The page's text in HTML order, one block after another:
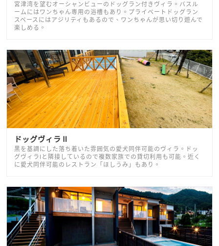
宮津湾を望むオーシャンビューのドッグラン付きヴィラ。バスル
ームにはワンちゃん専用の浴槽もあり。プライベートドッグラン
スペースにはアジリティもあるので、ワンちゃんが思い切り遊んで
楽しめる。
ドッグヴィラⅡ
黒を基調にした落ち着いた雰囲気の愛犬同伴可能のヴィラ。ドッ
グヴィラⅠと隣接しているので複数家族での貸切利用も可能。近く
に愛犬同伴可能のレストラン「ほしうみ」もあり。